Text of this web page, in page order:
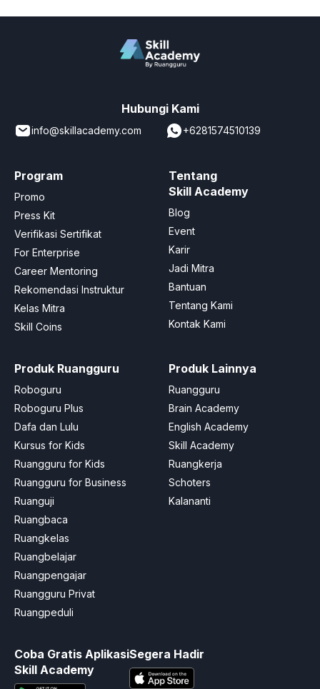
Hubungi Kami
info@skillacademy.com +6281574510139
Program
Promo
Press Kit
Verifikasi Sertifikat
For Enterprise
Career Mentoring
Rekomendasi Instruktur
Kelas Mitra
Skill Coins
Tentang
Skill Academy
Blog
Event
Karir
Jadi Mitra
Bantuan
Tentang Kami
Kontak Kami
Produk Ruangguru
Roboguru
Roboguru Plus
Dafa dan Lulu
Kursus for Kids
Ruangguru for Kids
Ruangguru for Business
Ruanguji
Ruangbaca
Ruangkelas
Ruangbelajar
Ruangpengajar
Ruangguru Privat
Ruangpeduli
Produk Lainnya
Ruangguru
Brain Academy
English Academy
Skill Academy
Ruangkerja
Schoters
Kalananti
Coba Gratis Aplikasi
Skill Academy
Segera Hadir